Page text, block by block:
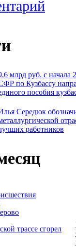
млрд руб. с начала
по Кузбассу
пособия
Середюк
работников
трассе сгорел